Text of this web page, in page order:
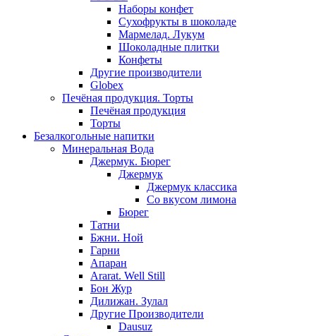
Наборы конфет
Сухофрукты в шоколаде
Мармелад. Лукум
Шоколадные плитки
Конфеты
Другие производители
Globex
Печёная продукция. Торты
Печёная продукция
Торты
Безалкогольные напитки
Минеральная Вода
Джермук. Бюрег
Джермук
Джермук классика
Со вкусом лимона
Бюрег
Татни
Бжни. Ной
Гарни
Апаран
Ararat. Well Still
Бон Жур
Дилижан. Зулал
Другие Производители
Dausuz